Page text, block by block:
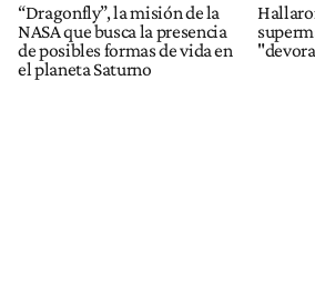
“Dragonfly”, la misión de la
NASA que busca la presencia
de posibles formas de vida en
el planeta Saturno